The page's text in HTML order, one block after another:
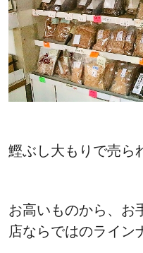
鰹ぶし大もりで売ら
お高いものから、お
店ならではのライン